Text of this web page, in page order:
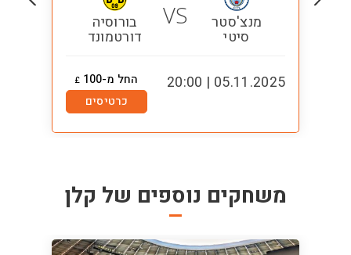
מנצ'סטר
סיטי
VS בורוסיה
דורטמונד
05.11.2025 | 20:00 החל מ-100 £
כרטיסים
משחקים נוספים של קלן